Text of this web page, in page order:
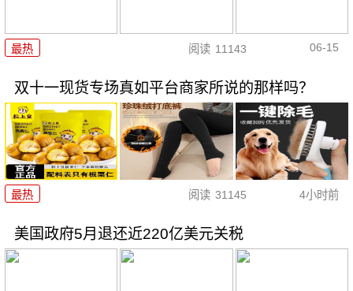
最热 阅读 11143 06-15
双十一现货专场真如平台商家所说的那样吗？
最热 阅读 31145 4小时前
美国政府5月退还近220亿美元关税